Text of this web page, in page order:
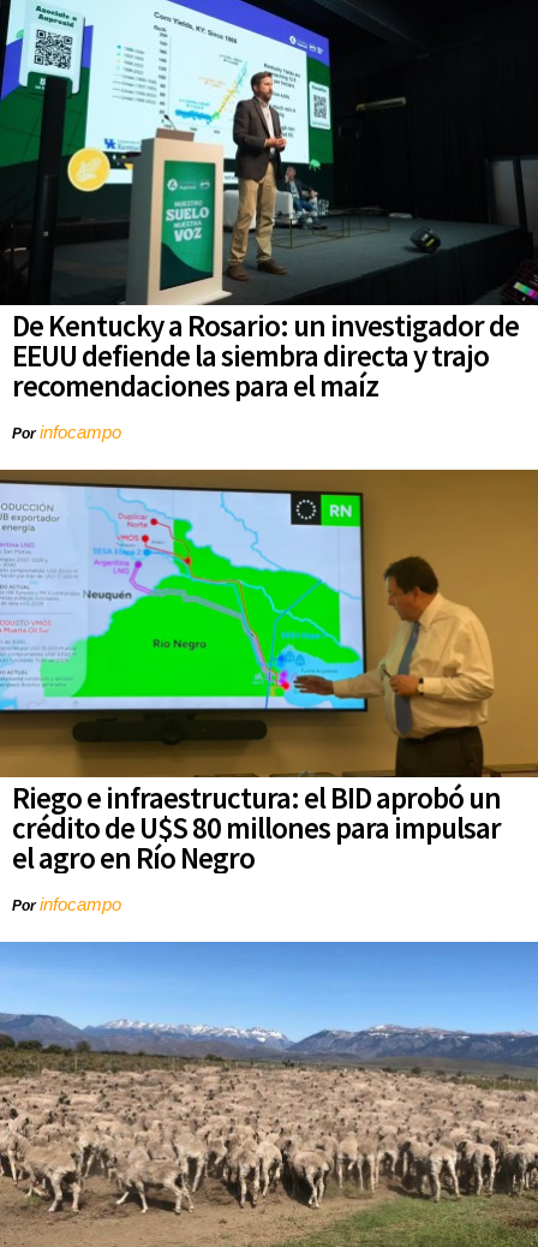
De Kentucky a Rosario: un investigador de
EEUU defiende la siembra directa y trajo
recomendaciones para el maíz
Porinfocampo
Riego e infraestructura: el BID aprobó un
crédito de U$S 80 millones para impulsar
el agro en Río Negro
Porinfocampo